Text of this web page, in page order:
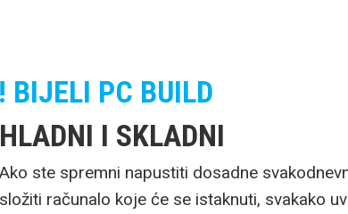
BIJELI PC BUILD
HLADNI I SKLADNI
Ako ste spremni napustiti dosadne
složiti računalo koje će se istaknuti, svakako